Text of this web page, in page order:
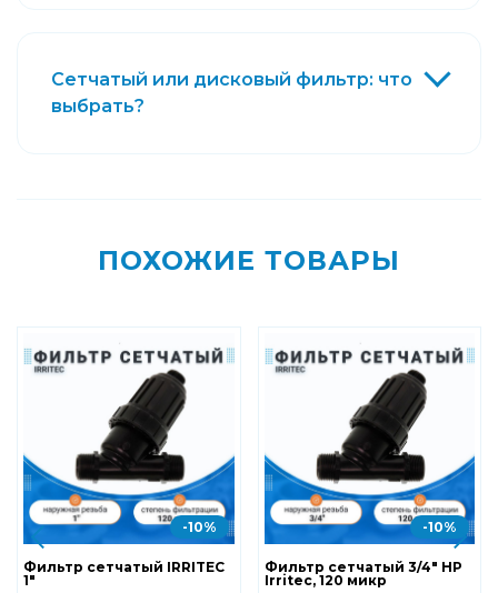
Сетчатый или дисковый фильтр: что
выбрать?
ПОХОЖИЕ ТОВАРЫ
-10%
Фильтр сетчатый IRRITEC
1"
-10%
Фильтр сетчатый 3/4" НР
Irritec, 120 микр